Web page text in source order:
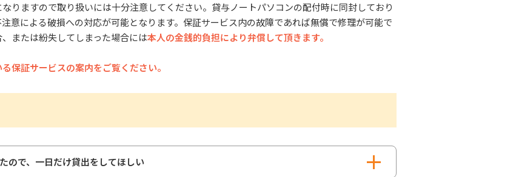
りますので取り扱いには十分注意してください。貸与ノートパソコンの配付時に同封しており
意による破損への対応が可能となります。保証サービス内の故障であれば無償で修理が可能で
または紛失してしまった場合には本人の金銭的負担により弁償して頂きます。
保証サービスの案内をご覧ください。
ので、一日だけ貸出をしてほしい